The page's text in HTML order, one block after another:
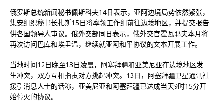
俄罗斯总统新闻秘书佩斯科夫14日表示，亚阿边境局势依然紧张，
集安组织秘书长扎斯15日将率领工作组前往边境地区，并提交报告
供各国领导人审议。俄外交部同日表示，俄外交官霍瓦耶夫本月将
再次访问巴库和埃里温，继续就亚阿和平协议的文本开展工作。
当地时间12日晚至13日凌晨，阿塞拜疆和亚美尼亚在边境地区发
生冲突，双方互相指责对方挑起冲突。13日，阿塞拜疆卫星通讯社
援引消息人士的话称，亚美尼亚和阿塞拜疆已达成当天9时15分开
始停火的协议。